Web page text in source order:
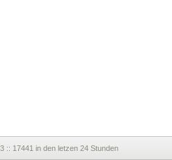
:: 17441 in den letzen 24 Stunden